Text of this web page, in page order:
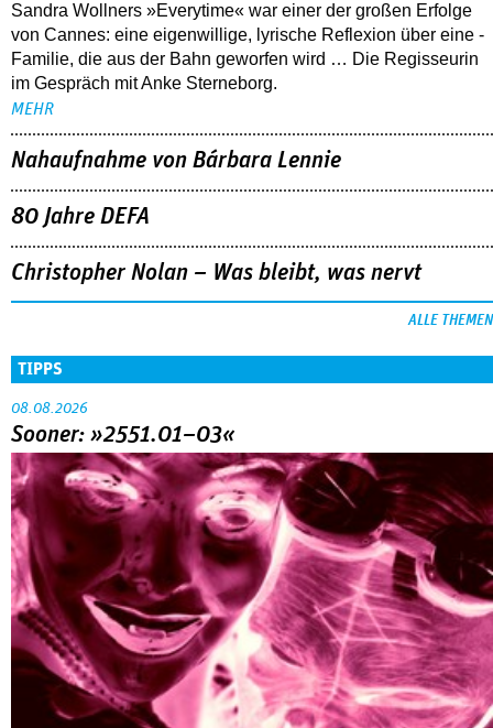
Sandra Wollners »Everytime« war einer der großen Erfolge
von Cannes: eine eigenwillige, lyrische Reflexion über eine ­
Familie, die aus der Bahn geworfen wird … Die Regisseurin
im Gespräch mit Anke Sterneborg.
MEHR
Nahaufnahme von Bárbara Lennie
80 Jahre DEFA
Christopher Nolan – Was bleibt, was nervt
ALLE THEMEN
TIPPS
08.08.2026
Sooner: »2551.01–03«